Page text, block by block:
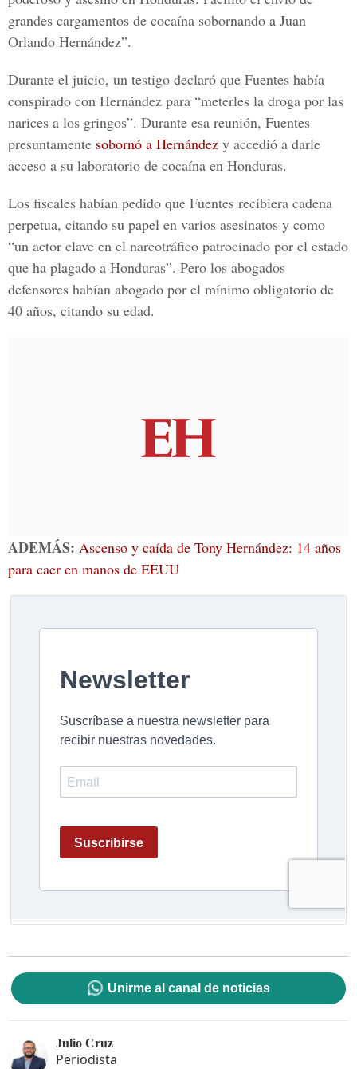
grandes cargamentos de cocaína sobornando a Juan
Orlando Hernández”.
Durante el juicio, un testigo declaró que Fuentes había
conspirado con Hernández para “meterles la droga por las
narices a los gringos”. Durante esa reunión, Fuentes
presuntamente sobornó a Hernández y accedió a darle
acceso a su laboratorio de cocaína en Honduras.
Los fiscales habían pedido que Fuentes recibiera cadena
perpetua, citando su papel en varios asesinatos y como
“un actor clave en el narcotráfico patrocinado por el estado
que ha plagado a Honduras”. Pero los abogados
defensores habían abogado por el mínimo obligatorio de
40 años, citando su edad.
ADEMÁS: Ascenso y caída de Tony Hernández: 14 años
para caer en manos de EEUU
Unirme al canal de noticias
Julio Cruz
Periodista